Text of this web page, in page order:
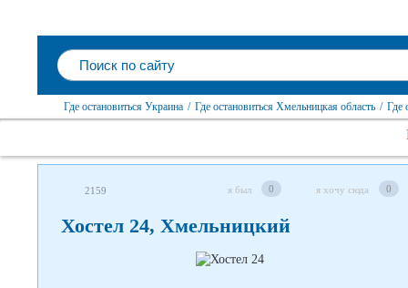
Где остановиться Украина / Где остановиться Хмельницкая область / Где
2159 я был 0 я хочу сюда 0
Хостел 24, Хмельницкий